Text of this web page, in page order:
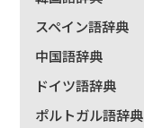
スペイン語辞典
中国語辞典
ドイツ語辞典
ポルトガル語辞典